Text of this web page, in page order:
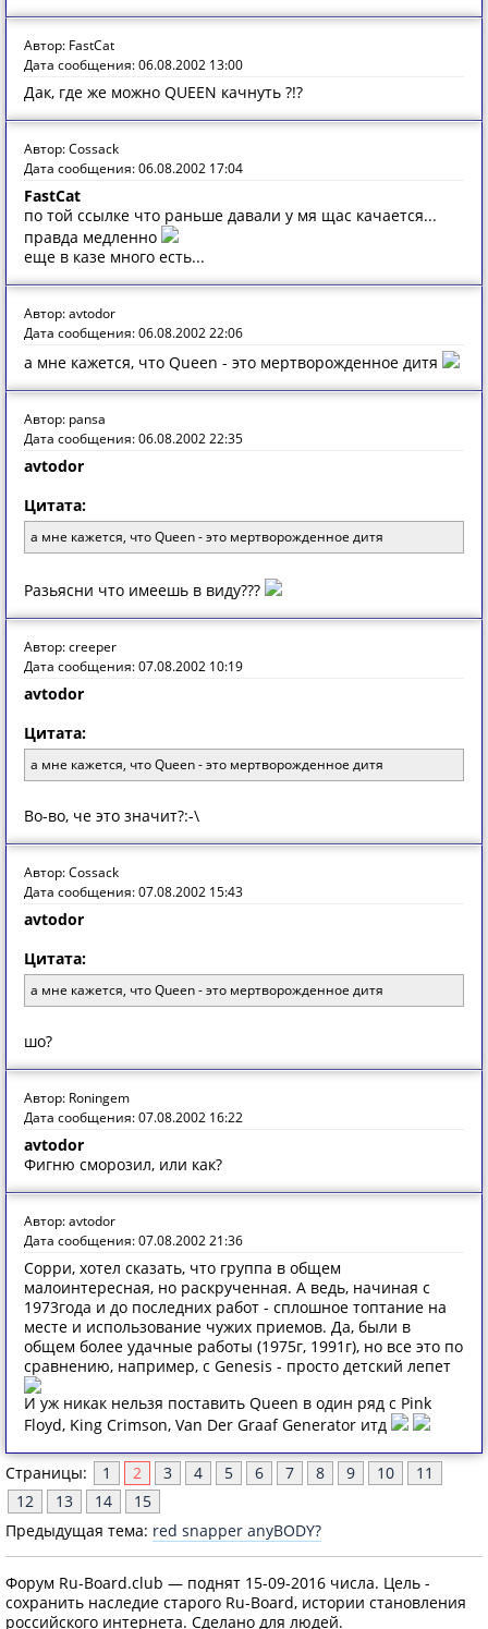
Автор: FastCat
Дата сообщения: 06.08.2002 13:00
Дак, где же можно QUEEN качнуть ?!?
Автор: Cossack
Дата сообщения: 06.08.2002 17:04
FastCat
по той ссылке что раньше давали у мя щас качается...
правда медленно
еще в казе много есть...
Автор: avtodor
Дата сообщения: 06.08.2002 22:06
а мне кажется, что Queen - это мертворожденное дитя
Автор: pansa
Дата сообщения: 06.08.2002 22:35
avtodor
Цитата:
а мне кажется, что Queen - это мертворожденное дитя
Рaзьясни чтo имеешь в виду???
Автор: creeper
Дата сообщения: 07.08.2002 10:19
avtodor
Цитата:
а мне кажется, что Queen - это мертворожденное дитя
Во-во, че это значит?:-\
Автор: Cossack
Дата сообщения: 07.08.2002 15:43
avtodor
Цитата:
а мне кажется, что Queen - это мертворожденное дитя
шо?
Автор: Roningem
Дата сообщения: 07.08.2002 16:22
avtodor
Фигню сморозил, или как?
Автор: avtodor
Дата сообщения: 07.08.2002 21:36
Сорри, хотел сказать, что группа в общем
малоинтересная, но раскрученная. А ведь, начиная с
1973года и до последних работ - сплошное топтание на
месте и использование чужих приемов. Да, были в
общем более удачные работы (1975г, 1991г), но все это по
сравнению, например, с Genesis - просто детский лепет
И уж никак нельзя поставить Queen в один ряд с Pink
Floyd, King Crimson, Van Der Graaf Generator итд
Страницы: 1 2 3 4 5 6 7 8 9 10
11
12
13 14
15
Предыдущая тема: red snapper anyBODY?
Форум Ru-Board.club — поднят 15-09-2016 числа. Цель -
сохранить наследие старого Ru-Board, истории становления
российского интернета. Сделано для людей.